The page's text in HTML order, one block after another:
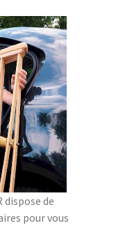
dispose de
pour vous